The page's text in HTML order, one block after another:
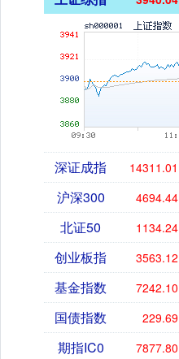
深证成指 14311.01
沪深300 4694.44
北证50 1134.24
创业板指 3563.12
基金指数 7242.10
国债指数 229.69
期指IC0 7877.80